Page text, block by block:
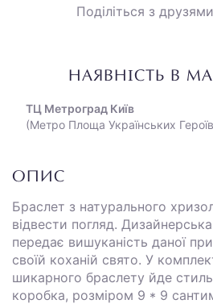
Поділіться з
НАЯВНІСТЬ В
ТЦ Метроград Київ
(Метро Площа Українських
ОПИС
Браслет з натурального
відвести погляд.
передає вишуканість даної
своїй коханій свято. У
шикарного браслету йде
коробка, розміром 9 * 9